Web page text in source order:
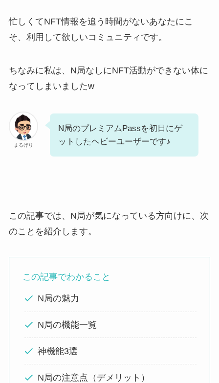
忙しくてNFT情報を追う時間がないあなたにこ
そ、利用して欲しいコミュニティです。
ちなみに私は、N局なしにNFT活動ができない体に
なってしまいましたw
まるげり
N局のプレミアムPassを初日にゲ
ットしたヘビーユーザーです♪
この記事では、N局が気になっている方向けに、次
のことを紹介します。
この記事でわかること
N局の魅力
N局の機能一覧
神機能3選
N局の注意点（デメリット）